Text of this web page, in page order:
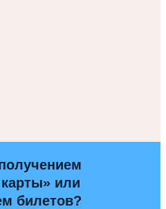
или
билетов?